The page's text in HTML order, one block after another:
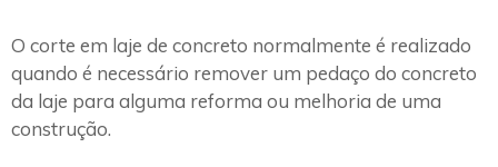
O corte em laje de concreto normalmente é realizado
quando é necessário remover um pedaço do concreto
da laje para alguma reforma ou melhoria de uma
construção.